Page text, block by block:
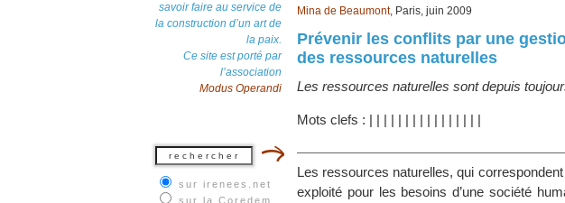
savoir faire au service de
la construction d’un art de
la paix.
Ce site est porté par
l’association
Modus Operandi
sur irenees.net
sur la Coredem
Mina de Beaumont, Paris, juin 2009
Prévenir les conflits par une
des ressources naturelles
Les ressources naturelles sont depuis
Mots clefs : | | | | | | | | | | | | | | | |
Les ressources naturelles, qui
exploité pour les besoins d’une société